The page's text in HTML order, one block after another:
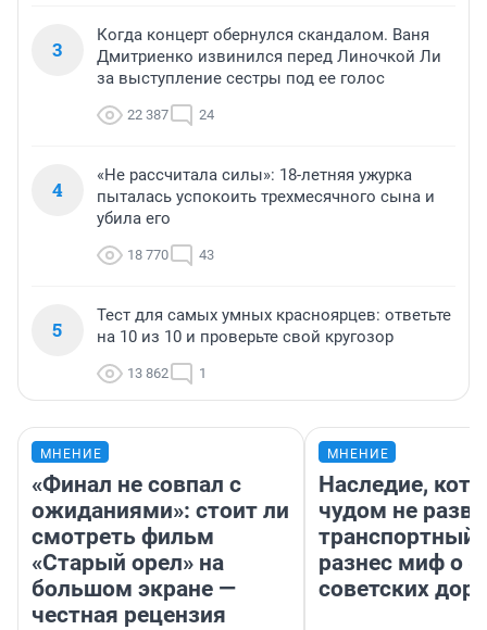
3
Когда концерт обернулся скандалом. Ваня
Дмитриенко извинился перед Линочкой Ли
за выступление сестры под ее голос
22 387 24
4
«Не рассчитала силы»: 18-летняя ужурка
пыталась успокоить трехмесячного сына и
убила его
18 770 43
5
Тест для самых умных красноярцев: ответьте
на 10 из 10 и проверьте свой кругозор
13 862 1
МНЕНИЕ
«Финал не совпал с
ожиданиями»: стоит ли
смотреть фильм
«Старый орел» на
большом экране —
честная рецензия
МНЕНИЕ
Наследие,
чудом не
транспортный
разнес миф о
советских